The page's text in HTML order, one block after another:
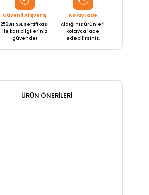
Güvenli Alışveriş
256BIT SSL sertifikası
ile kart bilgileriniz
güvende!
Kolay İade
Aldığınız ürünleri
kolayca iade
edebilirsiniz.
ÜRÜN ÖNERILERI